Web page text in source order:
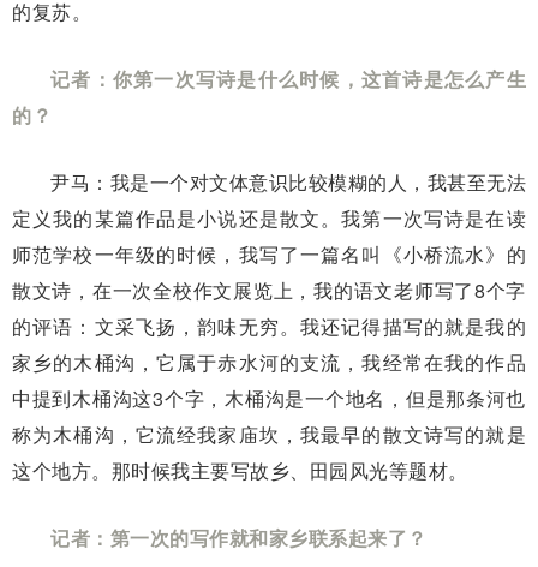
的复苏。
记者：你第一次写诗是什么时候，这首诗是怎么产生
的？
尹马：我是一个对文体意识比较模糊的人，我甚至无法
定义我的某篇作品是小说还是散文。我第一次写诗是在读
师范学校一年级的时候，我写了一篇名叫《小桥流水》的
散文诗，在一次全校作文展览上，我的语文老师写了8个字
的评语：文采飞扬，韵味无穷。我还记得描写的就是我的
家乡的木桶沟，它属于赤水河的支流，我经常在我的作品
中提到木桶沟这3个字，木桶沟是一个地名，但是那条河也
称为木桶沟，它流经我家庙坎，我最早的散文诗写的就是
这个地方。那时候我主要写故乡、田园风光等题材。
记者：第一次的写作就和家乡联系起来了？